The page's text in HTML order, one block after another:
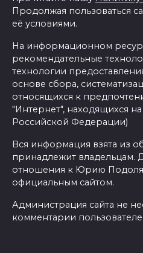
Продолжая пользоваться
её условиями.
На информационном
рекомендательные
технологии
основе сбора,
относящихся к
"Интернет", находящихся
Российской Федерации)
Вся информация взята из
принадлежит владельцам.
отношения к Юрию
официальным сайтом.
Администрация сайта не
комментарии